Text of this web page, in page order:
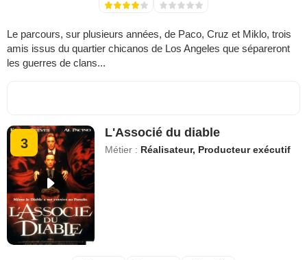
Le parcours, sur plusieurs années, de Paco, Cruz et Miklo, trois
amis issus du quartier chicanos de Los Angeles que sépareront
les guerres de clans...
3
L'Associé du diable
Métier : Réalisateur, Producteur exécutif